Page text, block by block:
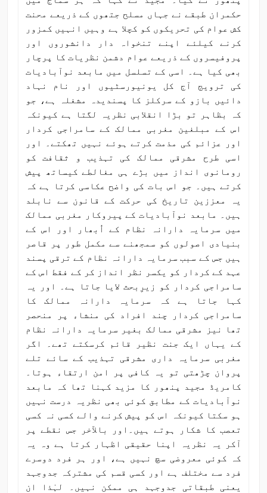
حکمران طبقے نے جہاں مسلح جتھوں کے ذریعے محنت
کش عوام کی تحریکوں کو کچلا ہے وہیں انہیں کمزور
کرنے کیلئے اپنے تنخواہ دار دانشوروں اور
پروفیسروں کے ذریعے عوام دشمن نظریات کا پرچار
بھی کیا ہے۔ اسی کے تسلسل میں مابعد نوآبادیات
کی ترویج آج کل یونیورسٹیوں اور نام نہاد
دائیں بازو کے سرکلز کا پسندیدہ مشغلہ ہے، جو
کہ بظاہر تو بڑا انقلابی نظریہ لگتا ہے کیونکہ
اس کے مبلغین مغربی ممالک کے سامراجی کردار
اور عزائم کی مذمت کرتے ہوئے نہیں تھکتے۔ اور
اسی طرح مشرقی ممالک کی تہذیب و ثقافت کو
رومانوی انداز میں بڑے ہی مغالطے کیساتھ پیش
کرتے ہیں۔ جو اس بات کی واضح عکاسی کرتا ہے کہ
یہ معززین تاریخ کی حرکت کے قانون سے نابلد
ہیں۔ مابعد نوآبادیات کے پیروکار مغربی ممالک
میں سرمایہ دارانہ نظام کے اُبھار اور اس کے
بنیادی اصولوں کو سمجھنے سے مکمل طور پر قاصر
ہیں جس کے سبب سرمایہ دارانہ نظام کے ترقی پسند
عہد کے کردار کو یکسر نظر انداز کر کے فقط اس کے
سامراجی کردار کو زیرِبحث لایا جاتا ہے۔ اور یہ
کہا جاتا ہے کہ سرمایہ دارانہ ممالک کا
سامراجی کردار چند افراد کی منشاء پر منحصر
تھا نیز مشرقی ممالک بغیر سرمایہ دارانہ نظام
کے یہاں ایک جنت نظیر قائم کرسکتے تھے۔ اگر
مغربی سرمایہ داری مشرقی تہذیب کے سائے تلے
پروان چڑھتی تو یہ کافی پر امن ارتقاء ہوتا۔
کامریڈ مجید پنھور کا مزید کہنا تھا کہ مابعد
نوآبادیات کے مطابق کوئی بھی نظریہ درست نہیں
ہو سکتا کیونکہ اس کو پیش کرنے والے کسی نہ کسی
تعصب کا شکار ہوتے ہیں۔اور بالآخر جس نقطے پر
آکر یہ نظریہ اپنا حقیقی اظہار کرتا ہے وہ یہ
کہ کوئی معروضی سچ نہیں ہے، اور ہر فرد دوسرے
فرد سے مختلف ہے اور کسی قسم کی مشترکہ جدوجہد
یعنی طبقاتی جدوجہد ہی ممکن نہیں۔ لہٰذا ان